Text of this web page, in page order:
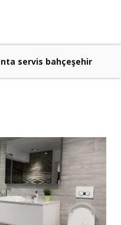
servis bahçeşehir